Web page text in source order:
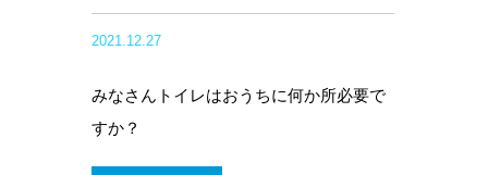
2021.12.27
みなさんトイレはおうちに何か所必要で
すか？